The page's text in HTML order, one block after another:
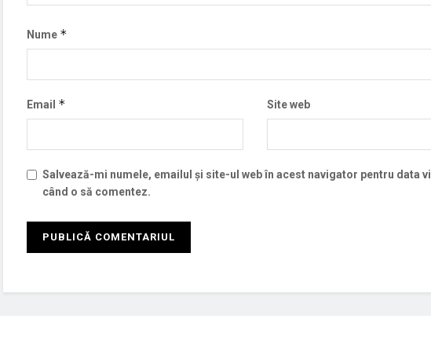
Nume *
Email * Site web
Salvează-mi numele, emailul și site-ul web în acest navigator pentru data
când o să comentez.